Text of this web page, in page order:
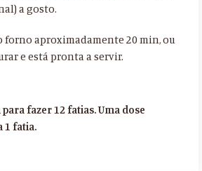
a gosto.
forno aproximadamente 20 min, ou
e está pronta a servir.
fazer 12 fatias. Uma dose
1 fatia.